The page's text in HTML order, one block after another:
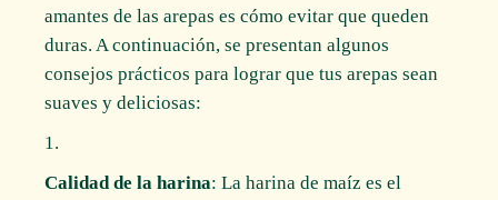
amantes de las arepas es cómo evitar que queden
duras. A continuación, se presentan algunos
consejos prácticos para lograr que tus arepas sean
suaves y deliciosas:
Calidad de la harina: La harina de maíz es el